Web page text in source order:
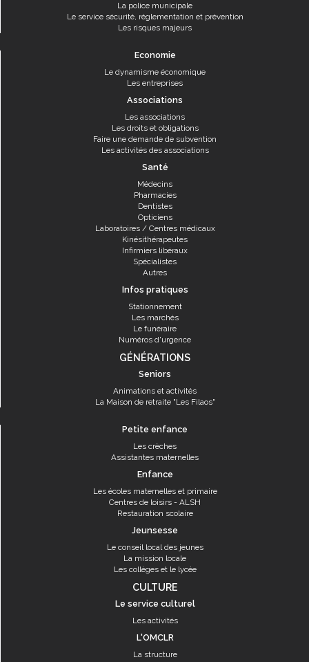
La police municipale
Le service sécurité, réglementation et prévention
Les risques majeurs
Economie
Le dynamisme économique
Les entreprises
Associations
Les associations
Les droits et obligations
Faire une demande de subvention
Les activités des associations
Santé
Médecins
Pharmacies
Dentistes
Opticiens
Laboratoires / Centres médicaux
Kinésithérapeutes
Infirmiers libéraux
Spécialistes
Autres
Infos pratiques
Stationnement
Les marchés
Le funéraire
Numéros d'urgence
GÉNÉRATIONS
Seniors
Animations et activités
La Maison de retraite "Les Filaos"
Petite enfance
Les crèches
Assistantes maternelles
Enfance
Les écoles maternelles et primaire
Centres de loisirs - ALSH
Restauration scolaire
Jeunsesse
Le conseil local des jeunes
La mission locale
Les collèges et le lycée
CULTURE
Le service culturel
Les activités
L'OMCLR
La structure